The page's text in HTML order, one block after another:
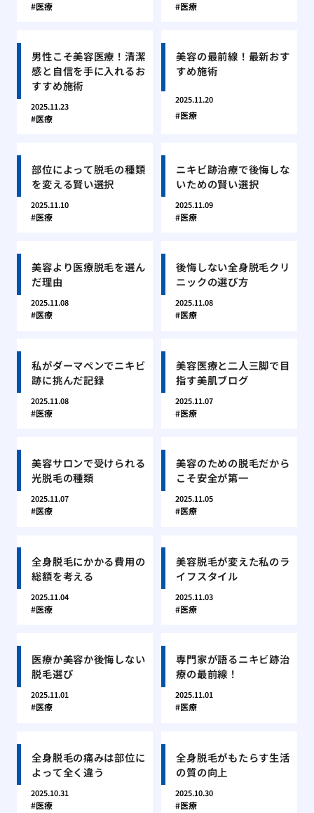
医療 医療
男性こそ美容医療！清潔
感と自信を手に入れるお
すすめ施術
2025.11.23
医療
美容の最前線！最新おす
すめ施術
2025.11.20
医療
部位によって脱毛の種類
を変える賢い選択
2025.11.10
医療
ニキビ跡治療で後悔しな
いための賢い選択
2025.11.09
医療
美容より医療脱毛を選ん
だ理由
2025.11.08
医療
後悔しない全身脱毛クリ
ニックの選び方
2025.11.08
医療
私がダーマペンでニキビ
跡に挑んだ記録
2025.11.08
医療
美容医療と二人三脚で目
指す美肌ブログ
2025.11.07
医療
美容サロンで受けられる
光脱毛の種類
2025.11.07
医療
美容のための脱毛だから
こそ安全が第一
2025.11.05
医療
全身脱毛にかかる費用の
総額を考える
2025.11.04
医療
美容脱毛が変えた私のラ
イフスタイル
2025.11.03
医療
医療か美容か後悔しない
脱毛選び
2025.11.01
医療
専門家が語るニキビ跡治
療の最前線！
2025.11.01
医療
全身脱毛の痛みは部位に
よって全く違う
2025.10.31
医療
全身脱毛がもたらす生活
の質の向上
2025.10.30
医療